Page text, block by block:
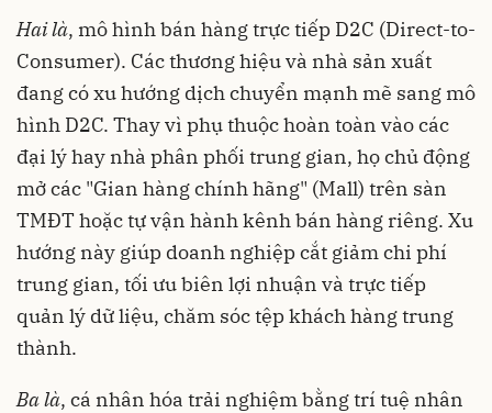
Hai là, mô hình bán hàng trực tiếp D2C (Direct-to-
Consumer). Các thương hiệu và nhà sản xuất
đang có xu hướng dịch chuyển mạnh mẽ sang mô
hình D2C. Thay vì phụ thuộc hoàn toàn vào các
đại lý hay nhà phân phối trung gian, họ chủ động
mở các "Gian hàng chính hãng" (Mall) trên sàn
TMĐT hoặc tự vận hành kênh bán hàng riêng. Xu
hướng này giúp doanh nghiệp cắt giảm chi phí
trung gian, tối ưu biên lợi nhuận và trực tiếp
quản lý dữ liệu, chăm sóc tệp khách hàng trung
thành.
Ba là, cá nhân hóa trải nghiệm bằng trí tuệ nhân